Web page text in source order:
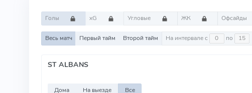
Голы xG Угловые ЖК Офсайды
Весь матч Первый тайм Второй тайм На интервале с по
ST ALBANS
Дома На выезде Все